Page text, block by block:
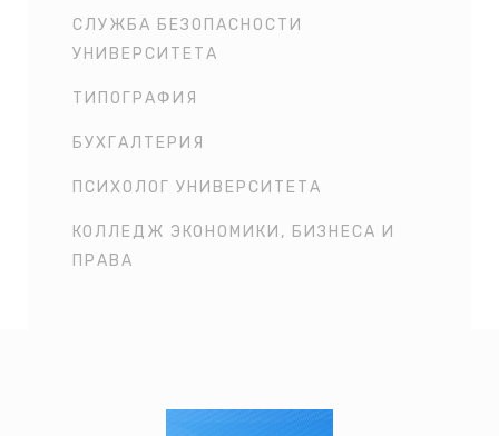
СЛУЖБА БЕЗОПАСНОСТИ
УНИВЕРСИТЕТА
ТИПОГРАФИЯ
БУХГАЛТЕРИЯ
ПСИХОЛОГ УНИВЕРСИТЕТА
КОЛЛЕДЖ ЭКОНОМИКИ, БИЗНЕСА И
ПРАВА